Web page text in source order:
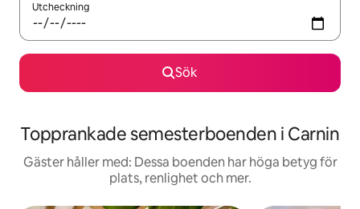
Utcheckning
Sök
Topprankade semesterboenden i Carnin
Gäster håller med: Dessa boenden har höga betyg för
plats, renlighet och mer.